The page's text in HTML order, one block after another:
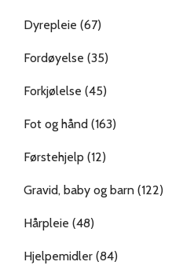
Dyrepleie (67)
Fordøyelse (35)
Forkjølelse (45)
Fot og hånd (163)
Førstehjelp (12)
Gravid, baby og barn (122)
Hårpleie (48)
Hjelpemidler (84)